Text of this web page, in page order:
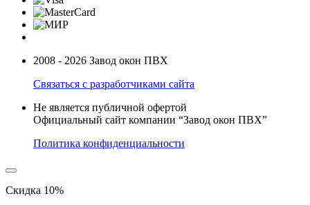
2008 - 2026 Завод окон ПВХ
Связаться с разработчиками сайта
Не является публичной офертой
Официальный сайт компании “Завод окон ПВХ”
Политика конфиденциальности
Скидка 10%